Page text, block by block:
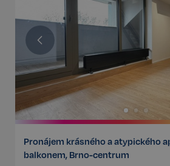
Pronájem krásného a atypického
balkonem, Brno-centrum